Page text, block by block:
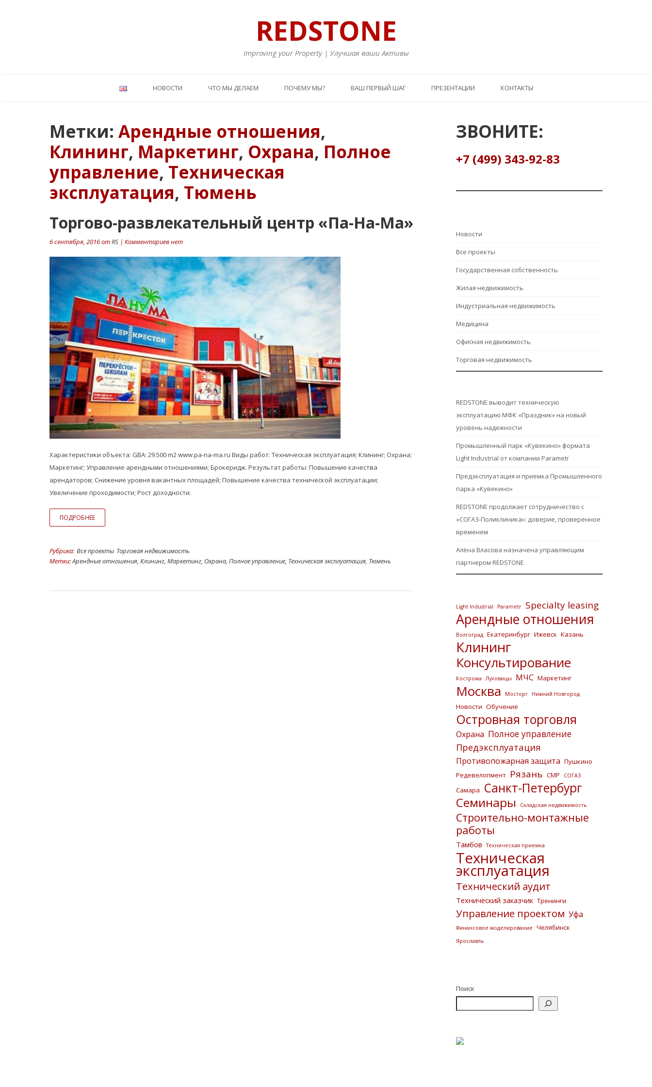
REDSTONE
Improving your Property | Улучшая ваши Активы
HОВОСТИ ЧТО МЫ ДЕЛАЕМ ПОЧЕМУ МЫ? ВАШ ПЕРВЫЙ ШАГ ПРЕЗЕНТАЦИИ КОНТАКТЫ
Метки: Арендные отношения,
Клининг, Маркетинг, Охрана, Полное
управление, Техническая
эксплуатация, Тюмень
Торгово-развлекательный центр «Па-На-Ма»
6 сентября, 2016 отRS | Комментариев нет
Характеристики объекта: GBA: 29.500 m2 www.pa-na-ma.ru Виды работ: Техническая эксплуатация; Клининг; Охрана;
Маркетинг; Управление арендными отношениями; Брокеридж. Результат работы: Повышение качества
арендаторов; Снижение уровня вакантных площадей; Повышение качества технической эксплуатации;
Увеличение проходимости; Рост доходности.
ПОДРОБНЕЕ
Рубрика: Все проекты Торговая недвижимость
Метки:Арендные отношения, Клининг, Маркетинг, Охрана, Полное управление, Техническая эксплуатация, Тюмень
ЗВОНИТЕ:
+7 (499) 343-92-83
Hовости
Все проекты
Государственная собственность
Жилая недвижимость
Индустриальная недвижимость
Медицина
Офисная недвижимость
Торговая недвижимость
REDSTONE выводит техническую
эксплуатацию МФК «Праздник» на новый
уровень надежности
Промышленный парк «Кувекино» формата
Light Industrial от компании Parametr
Предэксплуатация и приемка Промышленного
парка «Кувекино»
REDSTONE продолжает сотрудничество с
«СОГАЗ-Поликлиника»: доверие, проверенное
временем
Алёна Власова назначена управляющим
партнером REDSTONE
Light Industrial Parametr Specialty leasing
Арендные отношения
Волгоград Екатеринбург Ижевск Казань
Клининг
Консультирование
Кострома Луховицы МЧС Маркетинг
Москва Мосторг Нижний Новгород
Новости Обучение
Островная торговля
Охрана Полное управление
Предэксплуатация
Противопожарная защита Пушкино
Редевелопмент Рязань СМР СОГАЗ
Самара
Санкт-Петербург
Семинары
Складская недвижимость
Строительно-монтажные
работы
Тамбов Техническая приемка
Техническая
эксплуатация
Технический аудит
Технический заказчик Тренинги
Управление проектом Уфа
Финансовое моделирование Челябинск
Ярославль
Поиск